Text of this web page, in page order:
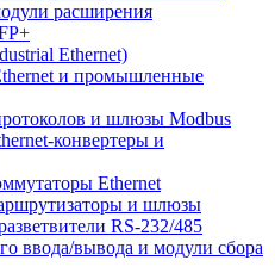
расширения
Ethernet)
и промышленные
и шлюзы Modbus
конвертеры и
Ethernet
и шлюзы
RS-232/485
ввода/вывода и модули сбора